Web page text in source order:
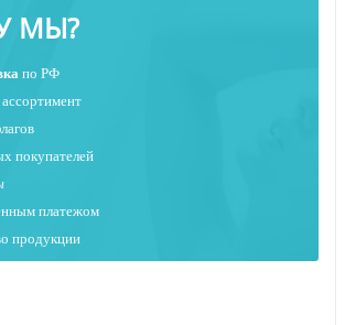
МЫ?
по РФ
покупателей
платежом
продукции